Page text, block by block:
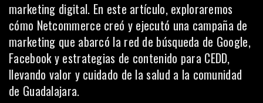
marketing digital. En este artículo, exploraremos
cómo Netcommerce creó y ejecutó una campaña de
marketing que abarcó la red de búsqueda de Google,
Facebook y estrategias de contenido para CEDD,
llevando valor y cuidado de la salud a la comunidad
de Guadalajara.